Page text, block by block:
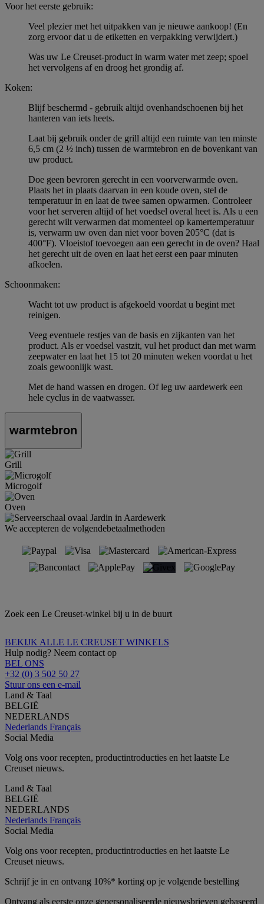
Voor het eerste gebruik:
Veel plezier met het uitpakken van je nieuwe aankoop! (En
zorg ervoor dat u de etiketten en verpakking verwijdert.)
Was uw Le Creuset-product in warm water met zeep; spoel
het vervolgens af en droog het grondig af.
Koken:
Blijf beschermd - gebruik altijd ovenhandschoenen bij het
hanteren van iets heets.
Laat bij gebruik onder de grill altijd een ruimte van ten minste
6,5 cm (2 ½ inch) tussen de warmtebron en de bovenkant van
uw product.
Doe geen bevroren gerecht in een voorverwarmde oven.
Plaats het in plaats daarvan in een koude oven, stel de
temperatuur in en laat de twee samen opwarmen. Controleer
voor het serveren altijd of het voedsel overal heet is. Als u een
gerecht wilt verwarmen dat momenteel op kamertemperatuur
is, verwarm uw oven dan niet voor boven 205°C (dat is
400°F). Vloeistof toevoegen aan een gerecht in de oven? Haal
het gerecht uit de oven en laat het eerst een paar minuten
afkoelen.
Schoonmaken:
Wacht tot uw product is afgekoeld voordat u begint met
reinigen.
Veeg eventuele restjes van de basis en zijkanten van het
product. Als er voedsel vastzit, vul het product dan met warm
zeepwater en laat het 15 tot 20 minuten weken voordat u het
zoals gewoonlijk wast.
Met de hand wassen en drogen. Of leg uw aardewerk een
hele cyclus in de vaatwasser.
warmtebron
Grill
Microgolf
Oven
We accepteren de volgendebetaalmethoden
Zoek een Le Creuset-winkel bij u in de buurt
BEKIJK ALLE LE CREUSET WINKELS
Hulp nodig? Neem contact op
BEL ONS
+32 (0) 3 502 50 27
Stuur ons een e-mail
Land & Taal
BELGIË
NEDERLANDS
Nederlands Français
Social Media
Volg ons voor recepten, productintroducties en het laatste Le
Creuset nieuws.
Land & Taal
BELGIË
NEDERLANDS
Nederlands Français
Social Media
Volg ons voor recepten, productintroducties en het laatste Le
Creuset nieuws.
Schrijf je in en ontvang 10%* korting op je volgende bestelling
Ontvang als eerste onze gepersonaliseerde nieuwsbrieven gebaseerd